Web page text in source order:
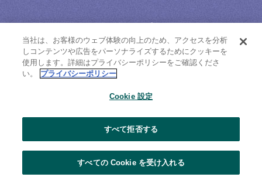
ひととかしで
ほどける。
製品情報
とかすたび、気持ちが高まる体験を。
こだわりの設計で、もつれや絡みがなく、
当社は、お客様のウェブ体験の向上のため、アクセスを分析
しコンテンツや広告をパーソナライズするためにクッキーを
使用します。詳細はプライバシーポリシーをご確認くださ
い。
プライバシーポリシー
Cookie 設定
すべて拒否する
すべての Cookie を受け入れる